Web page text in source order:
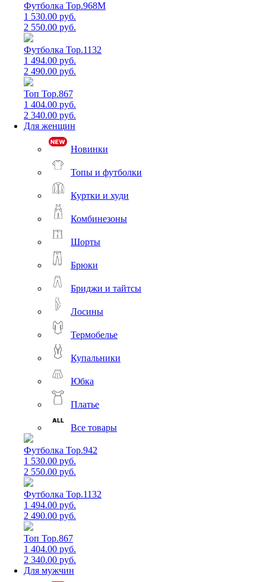
Футболка Top.968M
1 530.00 руб.
2 550.00 руб.
Футболка Top.1132
1 494.00 руб.
2 490.00 руб.
Топ Top.867
1 404.00 руб.
2 340.00 руб.
Для женщин
Новинки
Топы и футболки
Куртки и худи
Комбинезоны
Шорты
Брюки
Бриджи и тайтсы
Лосины
Термобелье
Купальники
Юбка
Платье
Все товары
Футболка Top.942
1 530.00 руб.
2 550.00 руб.
Футболка Top.1132
1 494.00 руб.
2 490.00 руб.
Топ Top.867
1 404.00 руб.
2 340.00 руб.
Для мужчин